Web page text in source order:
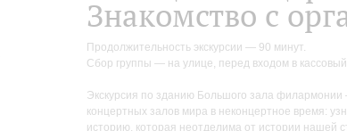
Знакомство с
Продолжительность экскурсии — 90 минут.
Сбор группы — на улице, перед входом в
Экскурсия по зданию Большого зала
концертных залов мира в неконцертное время:
историю, которая неотделима от истории нашей